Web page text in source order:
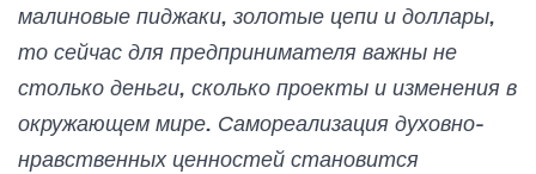
малиновые пиджаки, золотые цепи и доллары,
то сейчас для предпринимателя важны не
столько деньги, сколько проекты и изменения в
окружающем мире. Самореализация духовно-
нравственных ценностей становится